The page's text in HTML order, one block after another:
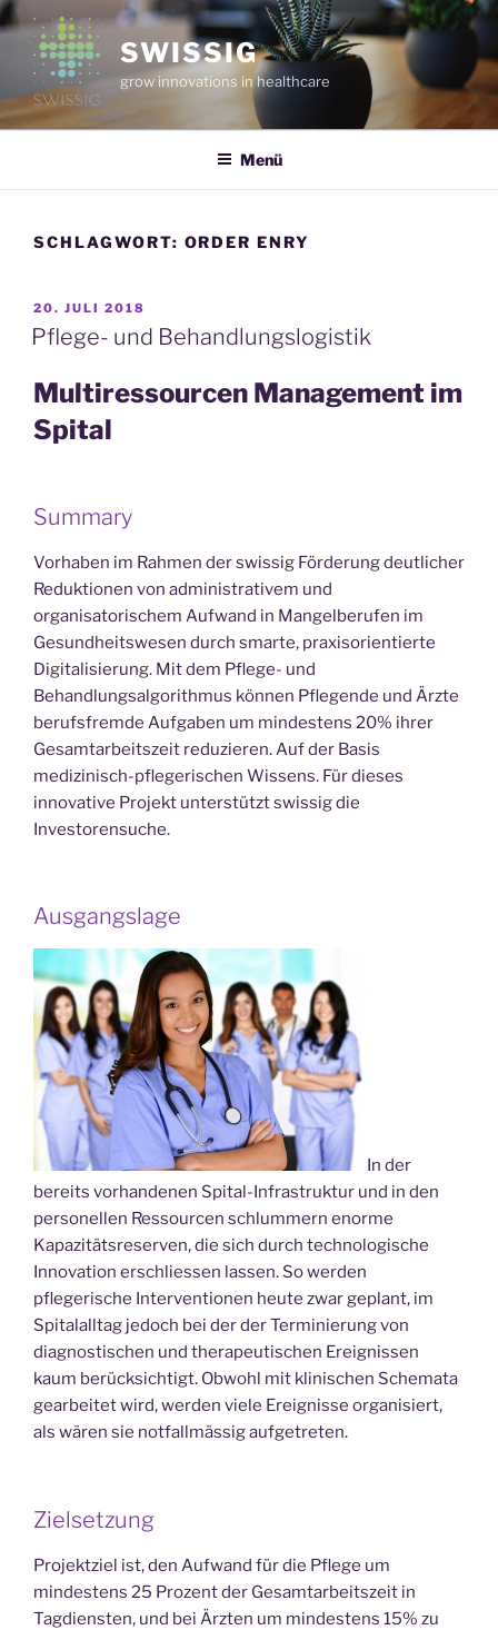
Zum
Inhalt
springen
SWISSIG
grow innovations in healthcare
Menü
SCHLAGWORT: ORDER ENRY
VERÖFFENTLICHT
AM
20. JULI 2018
Pflege- und Behandlungslogistik
Multiressourcen Management im
Spital
Summary
Vorhaben im Rahmen der swissig Förderung deutlicher
Reduktionen von administrativem und
organisatorischem Aufwand in Mangelberufen im
Gesundheitswesen durch smarte, praxisorientierte
Digitalisierung. Mit dem Pflege- und
Behandlungsalgorithmus können Pflegende und Ärzte
berufsfremde Aufgaben um mindestens 20% ihrer
Gesamtarbeitszeit reduzieren. Auf der Basis
medizinisch-pflegerischen Wissens. Für dieses
innovative Projekt unterstützt swissig die
Investorensuche.
Ausgangslage
In der
bereits vorhandenen Spital-Infrastruktur und in den
personellen Ressourcen schlummern enorme
Kapazitätsreserven, die sich durch technologische
Innovation erschliessen lassen. So werden
pflegerische Interventionen heute zwar geplant, im
Spitalalltag jedoch bei der der Terminierung von
diagnostischen und therapeutischen Ereignissen
kaum berücksichtigt. Obwohl mit klinischen Schemata
gearbeitet wird, werden viele Ereignisse organisiert,
als wären sie notfallmässig aufgetreten.
Zielsetzung
Projektziel ist, den Aufwand für die Pflege um
mindestens 25 Prozent der Gesamtarbeitszeit in
Tagdiensten, und bei Ärzten um mindestens 15% zu